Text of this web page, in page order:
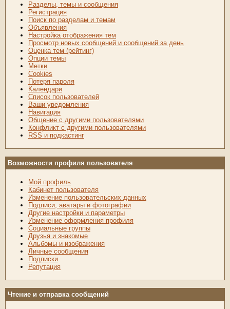
Разделы, темы и сообщения
Регистрация
Поиск по разделам и темам
Объявления
Настройка отображения тем
Просмотр новых сообщений и сообщений за день
Оценка тем (рейтинг)
Опции темы
Метки
Cookies
Потеря пароля
Календари
Список пользователей
Ваши уведомления
Навигация
Общение с другими пользователями
Конфликт с другими пользователями
RSS и подкастинг
Возможности профиля пользователя
Мой профиль
Кабинет пользователя
Изменение пользовательских данных
Подписи, аватары и фотографии
Другие настройки и параметры
Изменение оформления профиля
Социальные группы
Друзья и знакомые
Альбомы и изображения
Личные сообщения
Подписки
Репутация
Чтение и отправка сообщений